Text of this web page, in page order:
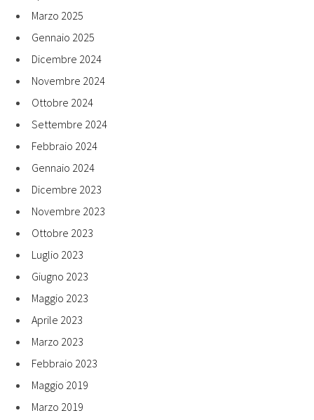
Marzo 2025
Gennaio 2025
Dicembre 2024
Novembre 2024
Ottobre 2024
Settembre 2024
Febbraio 2024
Gennaio 2024
Dicembre 2023
Novembre 2023
Ottobre 2023
Luglio 2023
Giugno 2023
Maggio 2023
Aprile 2023
Marzo 2023
Febbraio 2023
Maggio 2019
Marzo 2019